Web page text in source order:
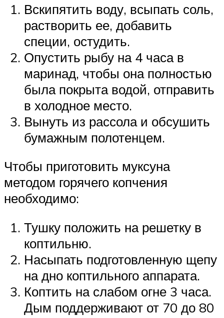
Вскипятить воду, всыпать соль,
растворить ее, добавить
специи, остудить.
Опустить рыбу на 4 часа в
маринад, чтобы она полностью
была покрыта водой, отправить
в холодное место.
Вынуть из рассола и обсушить
бумажным полотенцем.
Чтобы приготовить муксуна
методом горячего копчения
необходимо:
Тушку положить на решетку в
коптильню.
Насыпать подготовленную щепу
на дно коптильного аппарата.
Коптить на слабом огне 3 часа.
Дым поддерживают от 70 до 80